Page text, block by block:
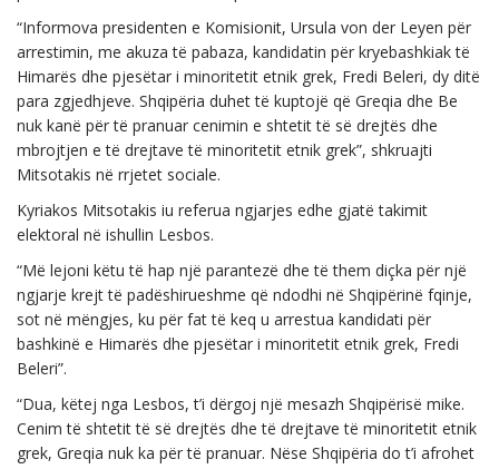
“Informova presidenten e Komisionit, Ursula von der Leyen për
arrestimin, me akuza të pabaza, kandidatin për kryebashkiak të
Himarës dhe pjesëtar i minoritetit etnik grek, Fredi Beleri, dy ditë
para zgjedhjeve. Shqipëria duhet të kuptojë që Greqia dhe Be
nuk kanë për të pranuar cenimin e shtetit të së drejtës dhe
mbrojtjen e të drejtave të minoritetit etnik grek”, shkruajti
Mitsotakis në rrjetet sociale.
Kyriakos Mitsotakis iu referua ngjarjes edhe gjatë takimit
elektoral në ishullin Lesbos.
“Më lejoni këtu të hap një parantezë dhe të them diçka për një
ngjarje krejt të padëshirueshme që ndodhi në Shqipërinë fqinje,
sot në mëngjes, ku për fat të keq u arrestua kandidati për
bashkinë e Himarës dhe pjesëtar i minoritetit etnik grek, Fredi
Beleri”.
“Dua, këtej nga Lesbos, t’i dërgoj një mesazh Shqipërisë mike.
Cenim të shtetit të së drejtës dhe të drejtave të minoritetit etnik
grek, Greqia nuk ka për të pranuar. Nëse Shqipëria do t’i afrohet